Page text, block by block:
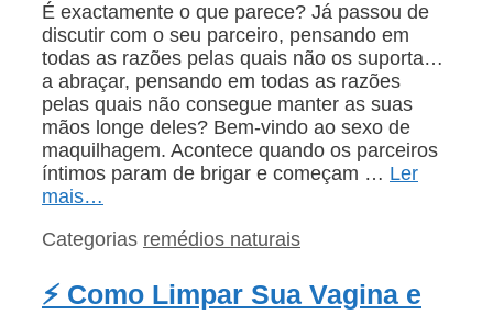
É exactamente o que parece? Já passou de
discutir com o seu parceiro, pensando em
todas as razões pelas quais não os suporta…
a abraçar, pensando em todas as razões
pelas quais não consegue manter as suas
mãos longe deles? Bem-vindo ao sexo de
maquilhagem. Acontece quando os parceiros
íntimos param de brigar e começam … Ler
mais…
Categorias remédios naturais
⚡ Como Limpar Sua Vagina e